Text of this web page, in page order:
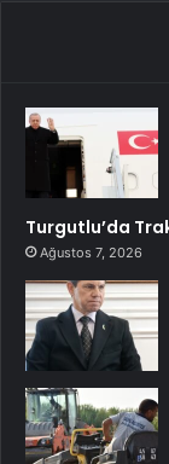
Turgutlu’da
Ağustos 7, 2026